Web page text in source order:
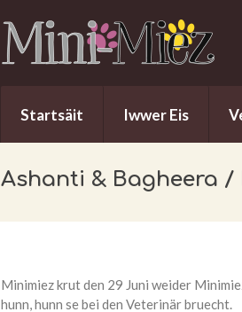
Startsäit Iwwer Eis
Ashanti & Bagheera /
Minimiez krut den 29 Juni weider
hunn, hunn se bei den Veterinär bruecht.